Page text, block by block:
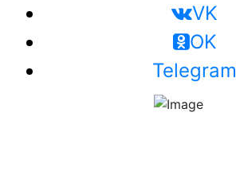
VK
OK
Telegram